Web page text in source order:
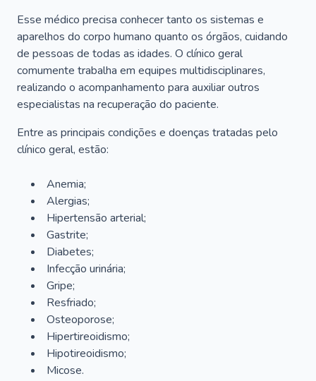
Esse médico precisa conhecer tanto os sistemas e
aparelhos do corpo humano quanto os órgãos, cuidando
de pessoas de todas as idades. O clínico geral
comumente trabalha em equipes multidisciplinares,
realizando o acompanhamento para auxiliar outros
especialistas na recuperação do paciente.
Entre as principais condições e doenças tratadas pelo
clínico geral, estão:
Anemia;
Alergias;
Hipertensão arterial;
Gastrite;
Diabetes;
Infecção urinária;
Gripe;
Resfriado;
Osteoporose;
Hipertireoidismo;
Hipotireoidismo;
Micose.